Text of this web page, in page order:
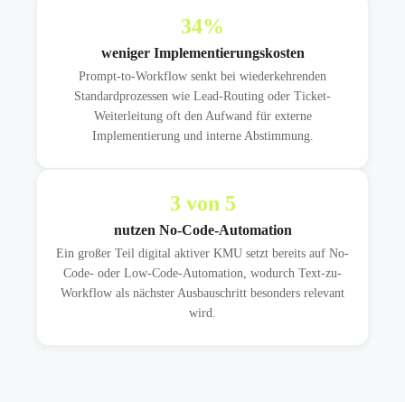
34%
weniger Implementierungskosten
Prompt-to-Workflow senkt bei wiederkehrenden
Standardprozessen wie Lead-Routing oder Ticket-
Weiterleitung oft den Aufwand für externe
Implementierung und interne Abstimmung.
3von 5
nutzen No-Code-Automation
Ein großer Teil digital aktiver KMU setzt bereits auf No-
Code- oder Low-Code-Automation, wodurch Text-zu-
Workflow als nächster Ausbauschritt besonders relevant
wird.